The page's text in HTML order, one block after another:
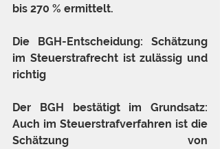
bis 270 % ermittelt.
Die BGH-Entscheidung: Schätzung
im Steuerstrafrecht ist zulässig und
richtig
Der BGH bestätigt im Grundsatz:
Auch im Steuerstrafverfahren ist die
Schätzung von